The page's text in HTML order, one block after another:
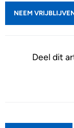
NEEM
Deel dit